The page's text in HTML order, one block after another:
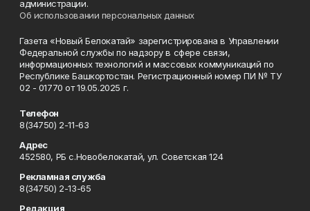
администрации.
Об использовании персональных данных
Газета «Новый Белокатай» зарегистрирована в Управлении
Федеральной службы по надзору в сфере связи,
информационных технологий и массовых коммуникаций по
Республике Башкортостан. Регистрационный номер ПИ № ТУ
02 - 01770 от 19.05.2025 г.
Телефон
8(34750) 2-11-63
Адрес
452580, РБ с.Новобелокатай, ул. Советская 124
Рекламная служба
8(34750) 2-13-65
Редакция